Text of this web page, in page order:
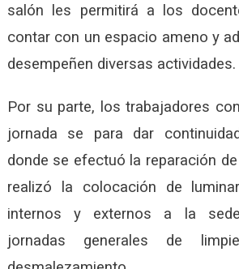
salón les permitirá a los
contar con un espacio ameno y
desempeñen diversas actividades.
Por su parte, los trabajadores
jornada se para dar
donde se efectuó la reparación
realizó la colocación de
internos y externos a la
jornadas generales de